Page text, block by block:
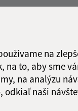
na
na to, aby sme
na analýzu
odkiaľ naši